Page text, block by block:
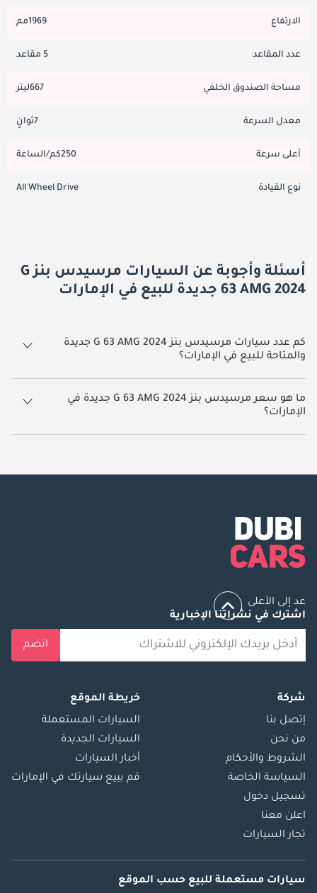
الارتفاع 1969مم
عدد المقاعد 5 مقاعد
مساحة الصندوق الخلفي 667ليتر
معدل السرعة 7ثوانٍ
أعلى سرعة 250كم/الساعة
نوع القيادة All Wheel Drive
أسئلة وأجوبة عن السيارات مرسيدس بنز G
63 AMG 2024 جديدة للبيع في الإمارات
كم عدد سيارات مرسيدس بنز G 63 AMG 2024 جديدة
والمتاحة للبيع في الإمارات؟
5 سيارة مرسيدس بنز G 63 AMG 2024 جديدة متوفرة للبيع في الإمارات.
ما هو سعر مرسيدس بنز G 63 AMG 2024 جديدة في
الإمارات؟
يبدأ سعر سيارة مرسيدس بنز G 63 AMG 2024 جديدة في الإمارات
عد إلى الأعلى
اشترك في نشراتنا الإخبارية
انضم
شركة
إتصل بنا
من نحن
الشروط والأحكام
السياسة الخاصة
تسجيل دخول
اعلن معنا
تجار السيارات
خريطة الموقع
السيارات المستعملة
السيارات الجديدة
أخبار السيارات
قم ببيع سيارتك في الإمارات
سيارات مستعملة للبيع حسب الموقع